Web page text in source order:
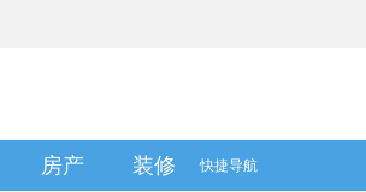
房产 装修 快捷导航